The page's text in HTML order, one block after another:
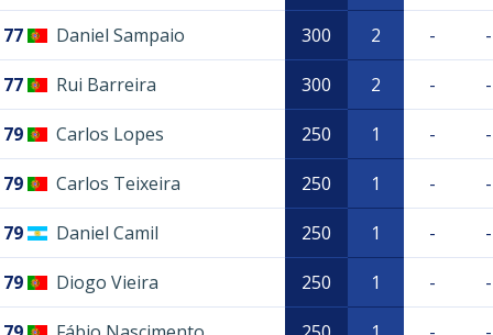
77 Daniel Sampaio 300 2 - -
77 Rui Barreira 300 2 - -
79 Carlos Lopes 250 1 - -
79 Carlos Teixeira 250 1 - -
79 Daniel Camil 250 1 - -
79 Diogo Vieira 250 1 - -